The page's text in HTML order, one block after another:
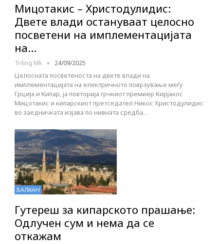
Мицотакис – Христодулидис:
Двете влади остануваат целосно
посветени на имплементацијата
на…
Triling Mk 24/09/2025
Целосната посветеноста на двете влади на
имплементацијата на електричното поврзување меѓу
Грција и Кипар, ја повторија грчкиот премиер Кирјакос
Мицотакис и кипарскиот претседател Никос Христодулидис
во заедничката изјава по нивната средба…
БАЛКАН
Гутереш за кипарското прашање:
Одлучен сум и нема да се
откажам